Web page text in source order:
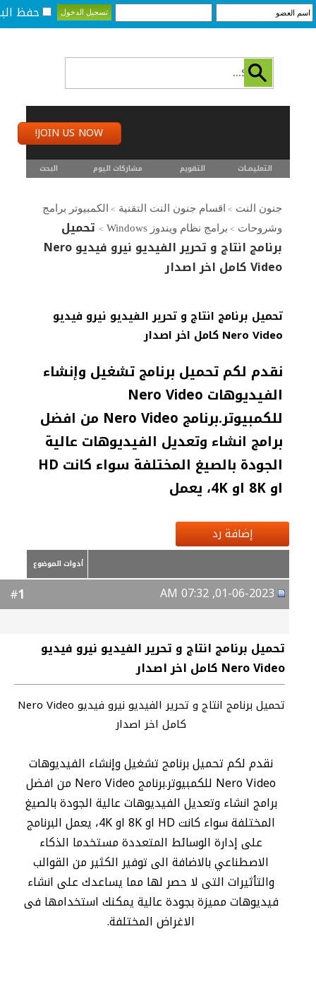
حفظ
JOIN US NOW!
التعليمـــات التقويم مشاركات اليوم البحث
جنون النت > اقسام جنون النت التقنية >
الكمبيوتر برامج
وشروحات > برامج نظام ويندوز Windows > تحميل
برنامج انتاج و تحرير الفيديو نيرو فيديو Nero
Video كامل اخر اصدار
تحميل برنامج انتاج و تحرير الفيديو نيرو فيديو
Nero Video كامل اخر اصدار
نقدم لكم تحميل برنامج تشغيل وإنشاء
الفيديوهات Nero Video
للكمبيوتر.برنامج Nero Video من افضل
برامج انشاء وتعديل الفيديوهات عالية
الجودة بالصيغ المختلفة سواء كانت HD
او 8K او 4K، يعمل
إضافة رد
أدوات الموضوع
1
تحميل برنامج انتاج و تحرير الفيديو نيرو فيديو
Nero Video كامل اخر اصدار
تحميل برنامج انتاج و تحرير الفيديو نيرو فيديو Nero Video
كامل اخر اصدار
نقدم لكم تحميل برنامج تشغيل وإنشاء الفيديوهات
Nero Video للكمبيوتر.برنامج Nero Video من افضل
برامج انشاء وتعديل الفيديوهات عالية الجودة بالصيغ
المختلفة سواء كانت HD او 8K او 4K، يعمل البرنامج
على إدارة الوسائط المتعددة مستخدما الذكاء
الاصطناعي بالاضافة الى توفير الكثير من القوالب
والتأثيرات التى لا حصر لها مما يساعدك على انشاء
فيديوهات مميزة بجودة عالية يمكنك استخدامها فى
الاغراض المختلفة.